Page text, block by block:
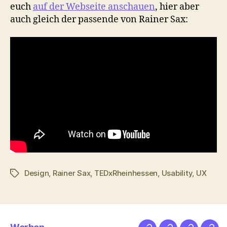
euch auf der Webseite anschauen, hier aber
auch gleich der passende von Rainer Sax:
Schlagwörter
Design, Rainer Sax, TEDxRheinhessen, Usability, UX